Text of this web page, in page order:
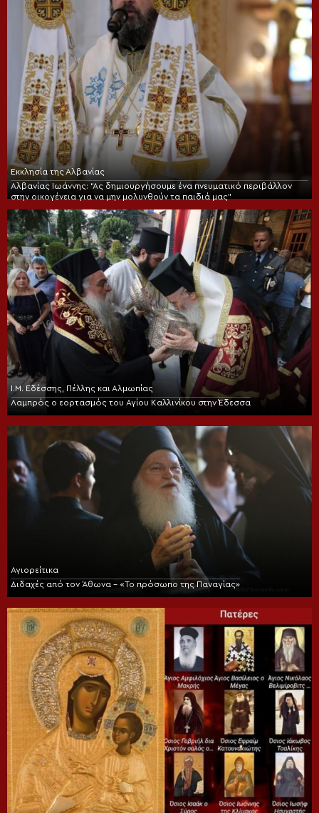
Εκκλησία της Αλβανίας
Αλβανίας Ιωάννης: “Ας δημιουργήσουμε ένα πνευματικό περιβάλλον
στην οικογένεια για να μην μολυνθούν τα παιδιά μας”
Ι.Μ. Εδέσσης, Πέλλης και Αλμωπίας
Λαμπρός ο εορτασμός του Αγίου Καλλινίκου στην Έδεσσα
Αγιορείτικα
Διδαχές από τον Άθωνα – «Το πρόσωπο της Παναγίας»